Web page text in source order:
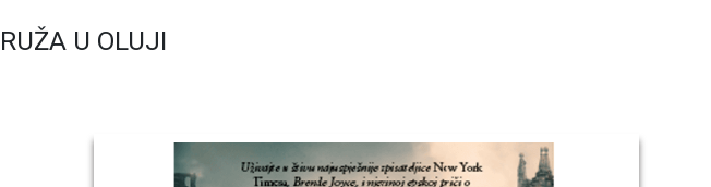
RUŽA U OLUJI